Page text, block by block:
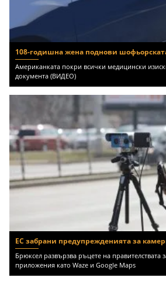
108-годишна жена поднови
Американката покри всички медицински
документа (ВИДЕО)
ЕС забрани предупрежденията за
Брюксел развързва ръцете на правителствата
приложения като Waze и Google Maps